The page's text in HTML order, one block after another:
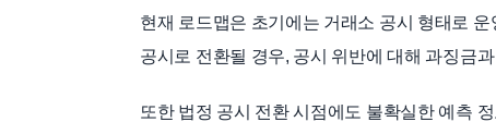
현재 로드맵은 초기에는 거래소 공시 형태로
공시로 전환될 경우, 공시 위반에 대해 과징금
또한 법정 공시 전환 시점에도 불확실한 예측